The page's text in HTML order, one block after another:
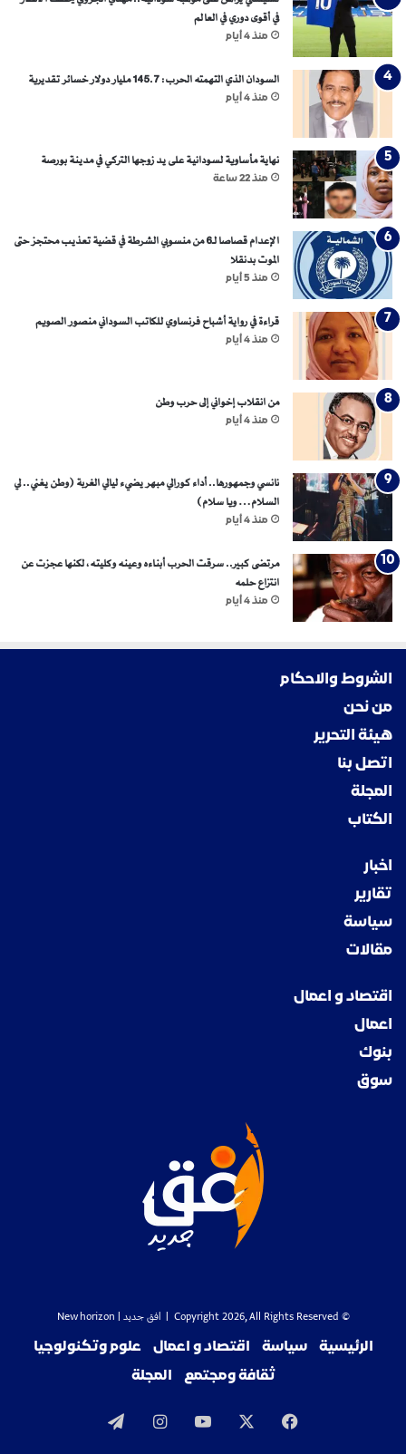
ا
س
و
د
ي
ك
ا
ن
ي
ح
ل
ق
ل
ل
د
ي
ج
ا
اً
"
في أقوى دوري في العالم
منذ 4 أيام
السودان الذي التهمته الحرب: 145.7 مليار دولار خسائر تقديرية
منذ 4 أيام
نهاية مأساوية لسودانية على يد زوجها التركي في مدينة بورصة
منذ 22 ساعة
الإعدام قصاصا لـ6 من منسوبي الشرطة في قضية تعذيب محتجز حتى
الموت بدنقلا
منذ 5 أيام
قراءة في رواية أشباح فرنساوي للكاتب السوداني منصور الصويم
منذ 4 أيام
من انقلاب إخواني إلى حرب وطن
منذ 4 أيام
نانسي وجمهورها.. أداء كورالي مبهر يضيء ليالي الغربة (وطن يغني.. لي
السلام… ويا سلام)
منذ 4 أيام
مرتضى كبير.. سرقت الحرب أبناءه وعينه وكليته، لكنها عجزت عن
انتزاع حلمه
منذ 4 أيام
الشروط والاحكام
من نحن
هيئة التحرير
اتصل بنا
المجلة
الكتاب
اخبار
تقارير
سياسة
مقالات
اقتصاد و اعمال
اعمال
بنوك
سوق
© Copyright 2026, All Rights Reserved | افق جديد
الرئيسية سياسة اقتصاد و اعمال
علوم وتكنولوجيا
ثقافة ومجتمع
المجلة
فيسبوك ‫YouTubeانستقرام